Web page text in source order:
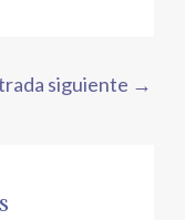
siguiente →